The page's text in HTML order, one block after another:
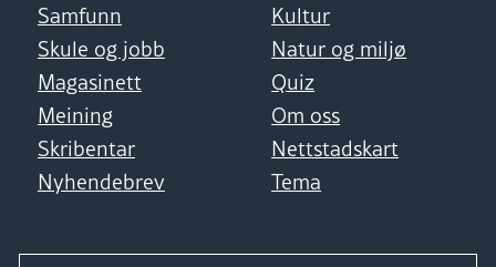
Samfunn
Kultur
Skule og jobb
Natur og miljø
Magasinett
Quiz
Meining
Om oss
Skribentar
Nettstadskart
Nyhendebrev
Tema